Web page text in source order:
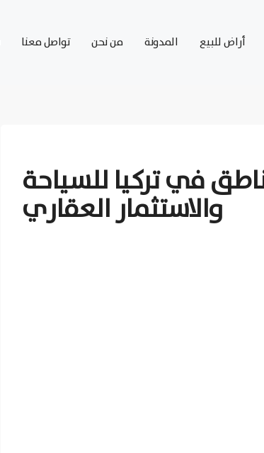
أراض للبيع المدونة من نحن تواصل معنا
في تركيا للسياحة
والاستثمار العقاري